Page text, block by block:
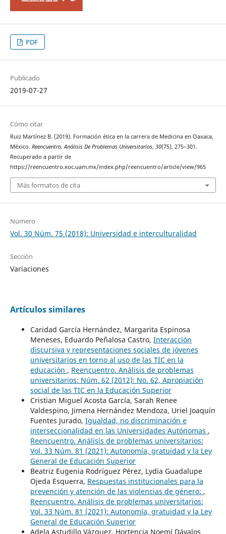
PDF
Publicado
2019-07-27
Cómo citar
Ruiz Martínez B. (2019). Formación ética en la carrera de Medicina en Oaxaca,
México. Reencuentro. Análisis De Problemas Universitarios, 30(75), 275–301.
Recuperado a partir de
https://reencuentro.xoc.uam.mx/index.php/reencuentro/article/view/965
Más formatos de cita
Número
Vol. 30 Núm. 75 (2018): Universidad e interculturalidad
Sección
Variaciones
Artículos similares
Caridad García Hernández, Margarita Espinosa
Meneses, Eduardo Peñalosa Castro, Interacción
discursiva y representaciones sociales de jóvenes
universitarios en torno al uso de las TIC en la
educación , Reencuentro. Análisis de problemas
universitarios: Núm. 62 (2012): No. 62, Apropiación
social de las TIC en la Educación Superior
Cristian Miguel Acosta García, Sarah Renee
Valdespino, Jimena Hernández Mendoza, Uriel Joaquín
Fuentes Jurado, Igualdad, no discriminación e
interseccionalidad en las Universidades Autónomas ,
Reencuentro. Análisis de problemas universitarios:
Vol. 33 Núm. 81 (2021): Autonomía, gratuidad y la Ley
General de Educación Superior
Beatriz Eugenia Rodríguez Pérez, Lydia Guadalupe
Ojeda Esquerra, Respuestas institucionales para la
prevención y atención de las violencias de género: ,
Reencuentro. Análisis de problemas universitarios:
Vol. 33 Núm. 81 (2021): Autonomía, gratuidad y la Ley
General de Educación Superior
Adela Astudillo Vázquez, Hortencia Noemí Dávalos